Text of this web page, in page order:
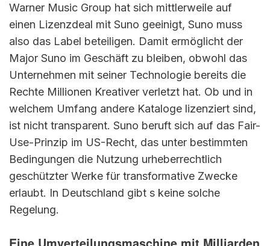
Warner Music Group hat sich mittlerweile auf
einen Lizenzdeal mit Suno geeinigt, Suno muss
also das Label beteiligen. Damit ermöglicht der
Major Suno im Geschäft zu bleiben, obwohl das
Unternehmen mit seiner Technologie bereits die
Rechte Millionen Kreativer verletzt hat. Ob und in
welchem Umfang andere Kataloge lizenziert sind,
ist nicht transparent. Suno beruft sich auf das Fair-
Use-Prinzip im US-Recht, das unter bestimmten
Bedingungen die Nutzung urheberrechtlich
geschützter Werke für transformative Zwecke
erlaubt. In Deutschland gibt s keine solche
Regelung.